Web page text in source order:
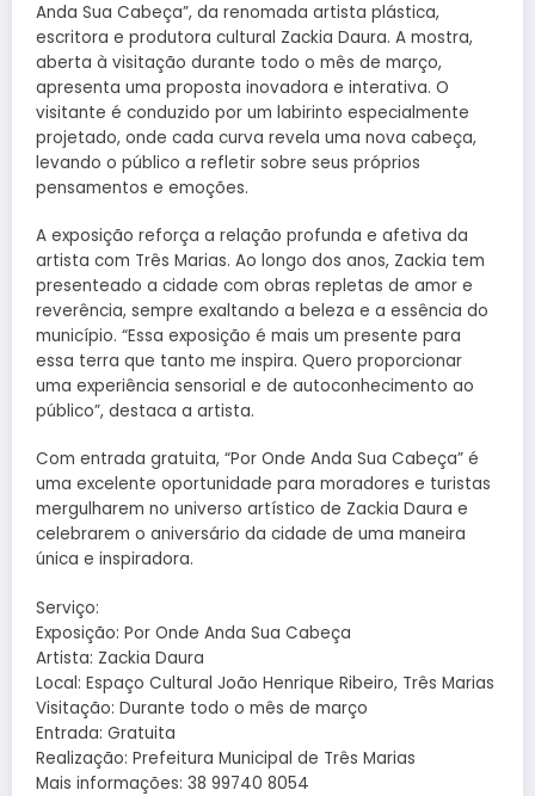
Anda Sua Cabeça”, da renomada artista plástica,
escritora e produtora cultural Zackia Daura. A mostra,
aberta à visitação durante todo o mês de março,
apresenta uma proposta inovadora e interativa. O
visitante é conduzido por um labirinto especialmente
projetado, onde cada curva revela uma nova cabeça,
levando o público a refletir sobre seus próprios
pensamentos e emoções.
A exposição reforça a relação profunda e afetiva da
artista com Três Marias. Ao longo dos anos, Zackia tem
presenteado a cidade com obras repletas de amor e
reverência, sempre exaltando a beleza e a essência do
município. “Essa exposição é mais um presente para
essa terra que tanto me inspira. Quero proporcionar
uma experiência sensorial e de autoconhecimento ao
público”, destaca a artista.
Com entrada gratuita, “Por Onde Anda Sua Cabeça” é
uma excelente oportunidade para moradores e turistas
mergulharem no universo artístico de Zackia Daura e
celebrarem o aniversário da cidade de uma maneira
única e inspiradora.
Serviço:
Exposição: Por Onde Anda Sua Cabeça
Artista: Zackia Daura
Local: Espaço Cultural João Henrique Ribeiro, Três Marias
Visitação: Durante todo o mês de março
Entrada: Gratuita
Realização: Prefeitura Municipal de Três Marias
Mais informações: 38 99740 8054